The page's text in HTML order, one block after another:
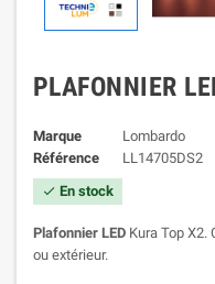
PLAFONNIER
Marque
Lombardo
Référence
LL14705DS2
 En stock
Plafonnier LED Kura Top X2.
ou extérieur.